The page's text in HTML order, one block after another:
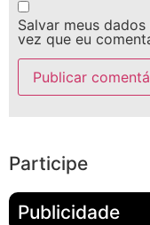
Salvar meus
vez que eu
Participe
Publicidade